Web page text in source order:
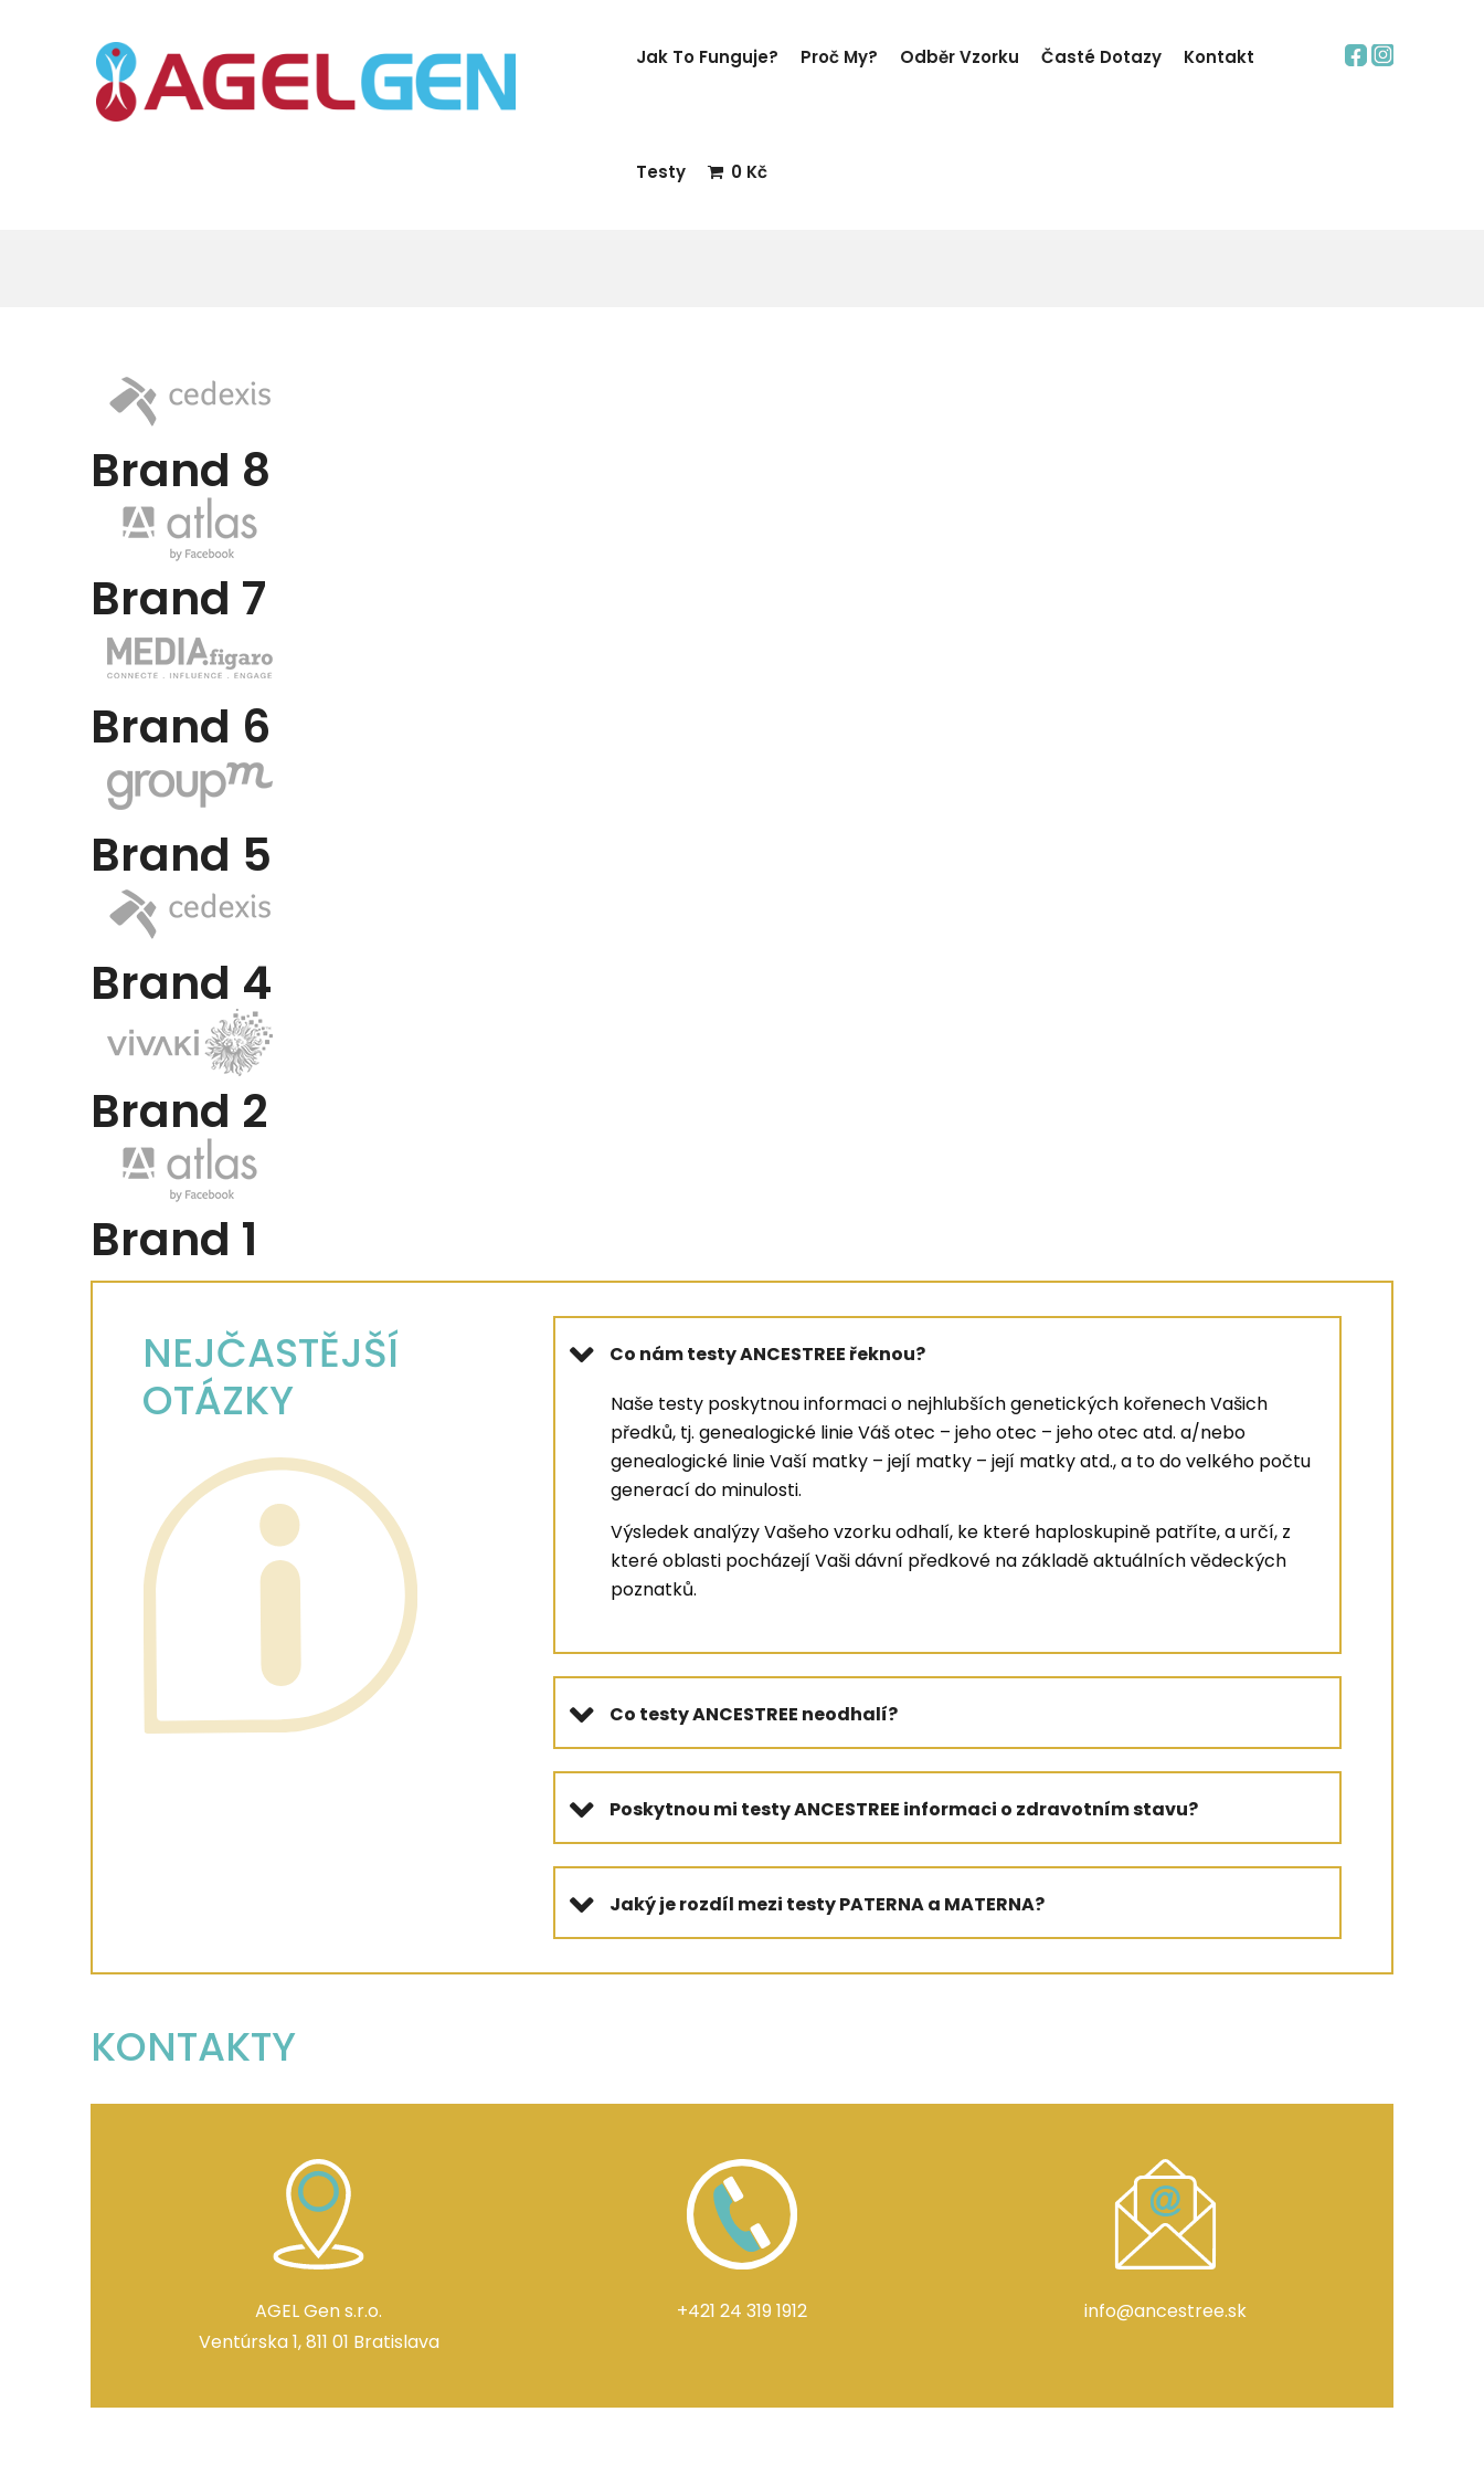
Jak To Funguje? Proč My? Odběr Vzorku Časté Dotazy Kontakt
Testy 0 Kč
Brand 8
Brand 7
Brand 6
Brand 5
Brand 4
Brand 2
Brand 1
NEJČASTĚJŠÍ
OTÁZKY
Co nám testy ANCESTREE řeknou?
Naše testy poskytnou informaci o nejhlubších genetických kořenech Vašich
předků, tj. genealogické linie Váš otec – jeho otec – jeho otec atd. a/nebo
genealogické linie Vaší matky – její matky – její matky atd., a to do velkého počtu
generací do minulosti.
Výsledek analýzy Vašeho vzorku odhalí, ke které haploskupině patříte, a určí, z
které oblasti pocházejí Vaši dávní předkové na základě aktuálních vědeckých
poznatků.
Co testy ANCESTREE neodhalí?
Poskytnou mi testy ANCESTREE informaci o zdravotním stavu?
Jaký je rozdíl mezi testy PATERNA a MATERNA?
KONTAKTY
AGEL Gen s.r.o.
Ventúrska 1, 811 01 Bratislava
+421 24 319 1912 info@ancestree.sk